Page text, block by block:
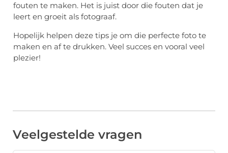
fouten te maken. Het is juist door die fouten dat je
leert en groeit als fotograaf.
Hopelijk helpen deze tips je om die perfecte foto te
maken en af te drukken. Veel succes en vooral veel
plezier!
Veelgestelde vragen